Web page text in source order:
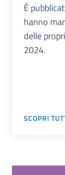
È
hanno
delle
2024.
SCOPRI